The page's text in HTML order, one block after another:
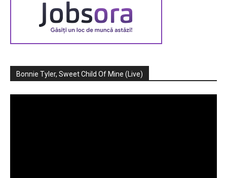
Bonnie Tyler, Sweet Child Of Mine (Live)